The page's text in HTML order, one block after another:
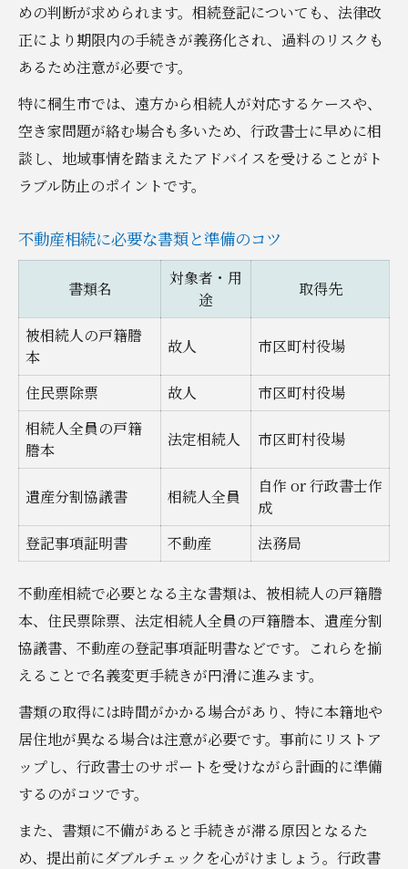
めの判断が求められます。相続登記についても、法律改
正により期限内の手続きが義務化され、過料のリスクも
あるため注意が必要です。
特に桐生市では、遠方から相続人が対応するケースや、
空き家問題が絡む場合も多いため、行政書士に早めに相
談し、地域事情を踏まえたアドバイスを受けることがト
ラブル防止のポイントです。
不動産相続に必要な書類と準備のコツ
書類名
対象者・用
途
取得先
被相続人の戸籍謄
本
故人 市区町村役場
住民票除票 故人
市区町村役場
相続人全員の戸籍
謄本
法定相続人 市区町村役場
遺産分割協議書 相続人全員
自作 or 行政書士作
成
登記事項証明書
不動産 法務局
不動産相続で必要となる主な書類は、被相続人の戸籍謄
本、住民票除票、法定相続人全員の戸籍謄本、遺産分割
協議書、不動産の登記事項証明書などです。これらを揃
えることで名義変更手続きが円滑に進みます。
書類の取得には時間がかかる場合があり、特に本籍地や
居住地が異なる場合は注意が必要です。事前にリストア
ップし、行政書士のサポートを受けながら計画的に準備
するのがコツです。
また、書類に不備があると手続きが滞る原因となるた
め、提出前にダブルチェックを心がけましょう。行政書